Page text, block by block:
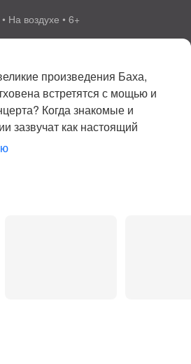
На воздухе • 6+
произведения Баха,
встретятся с мощью и
Когда знакомые и
зазвучат как настоящий
гений встретится с
превратится в настоящую